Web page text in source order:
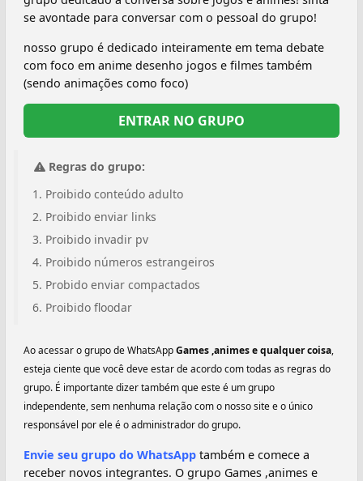
se avontade para conversar com o pessoal do grupo!
nosso grupo é dedicado inteiramente em tema debate
com foco em anime desenho jogos e filmes também
(sendo animações como foco)
ENTRAR NO GRUPO
Regras do grupo:
Proibido conteúdo adulto
Proibido enviar links
Proibido invadir pv
Proibido números estrangeiros
Probido enviar compactados
Proibido floodar
Ao acessar o grupo de WhatsAppGames ,animes e qualquer coisa,
esteja ciente que você deve estar de acordo com todas as regras do
grupo. É importante dizer também que este é um grupo
independente, sem nenhuma relação com o nosso site e o único
responsável por ele é o administrador do grupo.
Envie seu grupo do WhatsApp também e comece a
receber novos integrantes. O grupo Games ,animes e